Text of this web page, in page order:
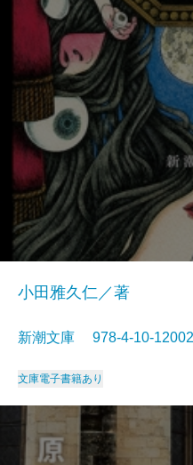
小田雅久仁／著
新潮文庫 978-4-10-
文庫電子書籍あり